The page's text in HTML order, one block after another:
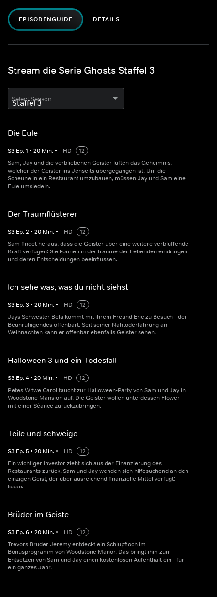
EPISODENGUIDE DETAILS
Stream die Serie Ghosts Staffel 3
Select Season
Die Eule
S3 Ep.1 • 20 Min. • HD
12
Sam, Jay und die verbliebenen Geister lüften das Geheimnis,
welcher der Geister ins Jenseits übergegangen ist. Um die
Scheune in ein Restaurant umzubauen, müssen Jay und Sam eine
Eule umsiedeln.
Der Traumflüsterer
S3 Ep.2 • 20 Min. • HD
12
Sam findet heraus, dass die Geister über eine weitere verblüffende
Kraft verfügen: Sie können in die Träume der Lebenden eindringen
und deren Entscheidungen beeinflussen.
Ich sehe was, was du nicht siehst
S3 Ep.3 • 20 Min. • HD
12
Jays Schwester Bela kommt mit ihrem Freund Eric zu Besuch - der
Beunruhigendes offenbart. Seit seiner Nahtoderfahrung an
Weihnachten kann er offenbar ebenfalls Geister sehen.
Halloween 3 und ein Todesfall
S3 Ep.4 • 20 Min. • HD
12
Petes Witwe Carol taucht zur Halloween-Party von Sam und Jay in
Woodstone Mansion auf. Die Geister wollen unterdessen Flower
mit einer Séance zurückzubringen.
Teile und schweige
S3 Ep.5 • 20 Min. • HD
12
Ein wichtiger Investor zieht sich aus der Finanzierung des
Restaurants zurück. Sam und Jay wenden sich hilfesuchend an den
einzigen Geist, der über ausreichend finanzielle Mittel verfügt:
Isaac.
Brüder im Geiste
S3 Ep.6 • 20 Min. • HD
12
Trevors Bruder Jeremy entdeckt ein Schlupfloch im
Bonusprogramm von Woodstone Manor. Das bringt ihm zum
Entsetzen von Sam und Jay einen kostenlosen Aufenthalt ein - für
ein ganzes Jahr.